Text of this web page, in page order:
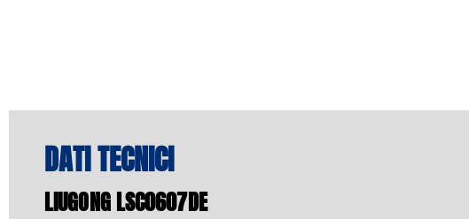
DATI TECNICI
LIUGONG LSC0607DE